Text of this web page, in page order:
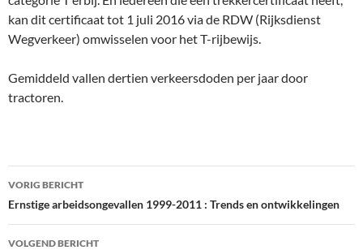
kan dit certificaat tot 1 juli 2016 via de RDW (Rijksdienst
Wegverkeer) omwisselen voor het T-rijbewijs.
Gemiddeld vallen dertien verkeersdoden per jaar door
tractoren.
Bericht
navigatie
VORIG BERICHT
Ernstige arbeidsongevallen 1999-2011 : Trends en ontwikkelingen
VOLGEND BERICHT